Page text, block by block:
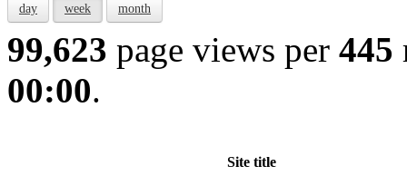
day week month
99,623 page views per 445
00:00.
Site title